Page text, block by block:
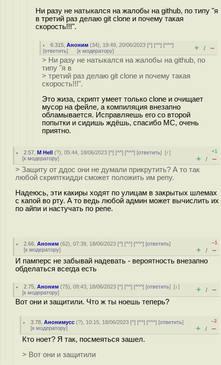
Ни разу не натыкался на жалобы на github, по типу "я
в третий раз делаю git сlone и почему такая
скорость!!!".
6.315 ,Аноним (34), 19:49, 20/06/2023 [^] [^^] [^^^]
[ответить] [к модератору] + / –
> Ни разу не натыкался на жалобы на github, по
типу "я в
> третий раз делаю git сlone и почему такая
скорость!!!".
Это жиза, скрипт умеет только clone и очищает
мусор на фейле, а компиляция внезапно
обламывается. Исправляешь его со второй
попытки и сидишь ждёшь, спасибо МС, очень
приятно.
2.57 ,M Hell (?), 05:44, 18/06/2023 [^] [^^] [^^^] [ответить][↑]
[к модератору]
+1
+ / –
> Защиту от ддос они не думали прикрутить? А то так
любой скрипткидди сможет положить им репу.
Надеюсь, эти какиры ходят по улицам в закрытых шлемах
с капой во рту. А то ведь любой админ может вычислить их
по айпи и настучать по репе.
2.66 ,Аноним (62), 07:39, 18/06/2023 [^] [^^] [^^^] [ответить]
[к модератору]
–1
+ / –
И памперс не забывай надевать - вероятность внезапно
обделаться всегда есть
2.75 ,Аноним (75), 09:43, 18/06/2023 [^] [^^] [^^^] [ответить][↓]
[к модератору] + / –
Вот они и защитили. Что ж ты ноешь теперь?
3.78 ,Анонимусс (?), 10:15, 18/06/2023 [^] [^^] [^^^] [ответить]
[к модератору]
–2
+ / –
Кто ноет? Я так, посмеяться зашел.
> Вот они и защитили